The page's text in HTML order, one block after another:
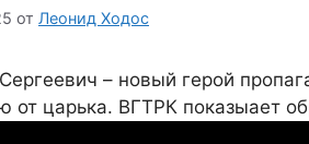
от Леонид Ходос
– новый герой
от царька. ВГТРК показыает